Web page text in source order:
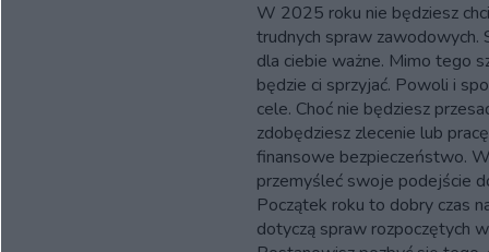
W 2025 roku nie będziesz
trudnych spraw zawodowych.
dla ciebie ważne. Mimo tego
będzie ci sprzyjać. Powoli i
cele. Choć nie będziesz
zdobędziesz zlecenie lub
finansowe bezpieczeństwo.
przemyśleć swoje podejście
Początek roku to dobry czas
dotyczą spraw rozpoczętych